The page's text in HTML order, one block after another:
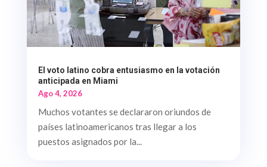
El voto latino cobra entusiasmo en la votación
anticipada en Miami
Ago 4, 2026
Muchos votantes se declararon oriundos de
países latinoamericanos tras llegar a los
puestos asignados por la...